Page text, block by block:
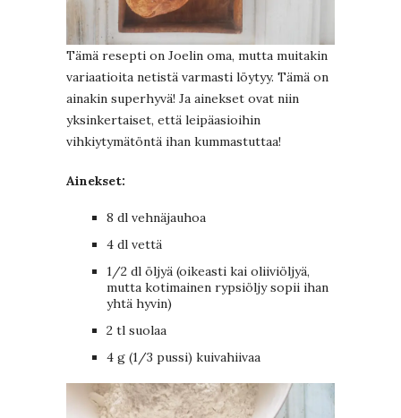
Tämä resepti on Joelin oma, mutta muitakin
variaatioita netistä varmasti löytyy. Tämä on
ainakin superhyvä! Ja ainekset ovat niin
yksinkertaiset, että leipäasioihin
vihkiytymätöntä ihan kummastuttaa!
Ainekset:
8 dl vehnäjauhoa
4 dl vettä
1/2 dl öljyä (oikeasti kai oliiviöljyä,
mutta kotimainen rypsiöljy sopii ihan
yhtä hyvin)
2 tl suolaa
4 g (1/3 pussi) kuivahiivaa